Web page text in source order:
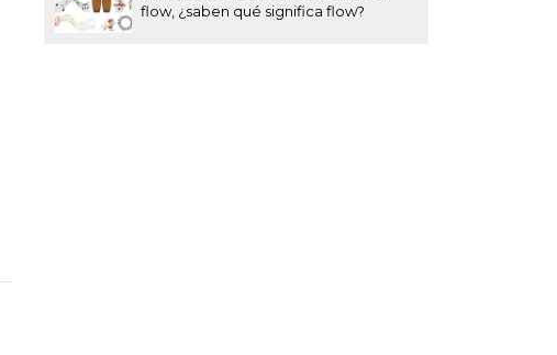
flow, ¿saben qué significa flow?